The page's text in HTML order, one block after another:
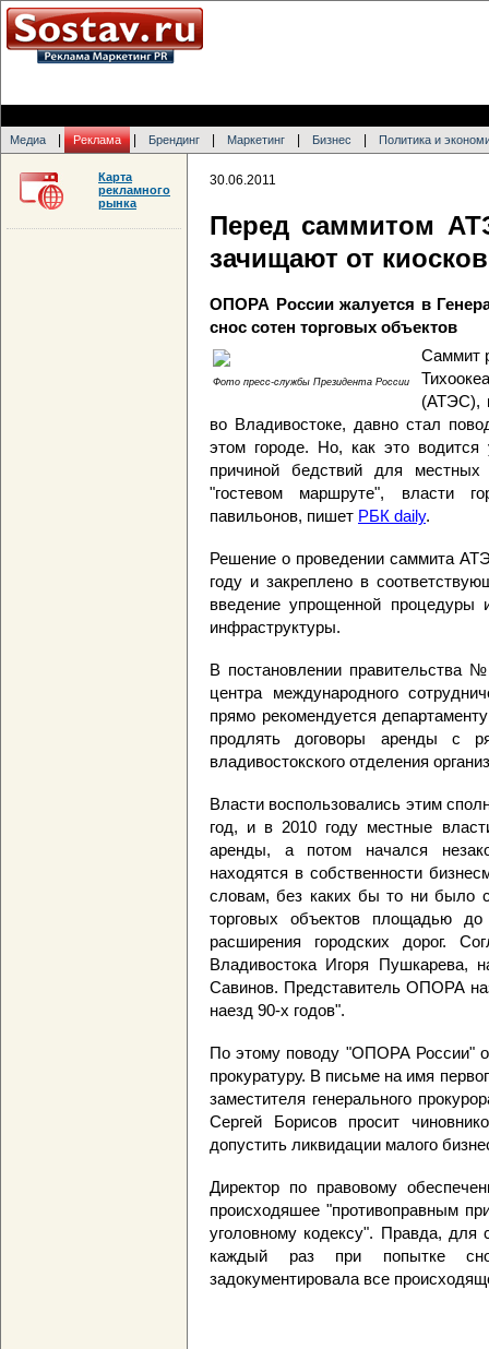
Медиа Реклама Брендинг Маркетинг Бизнес Политика и
30.06.2011
Перед саммитом
зачищают от
ОПОРА России жалуется в
снос сотен торговых объектов
Фото пресс-службы Президента России
Саммит
(АТЭС),
во Владивостоке, давно стал
этом городе. Но, как это
причиной бедствий для
"гостевом маршруте", власти
павильонов, пишет РБК daily.
Решение о проведении саммита
году и закреплено в
введение упрощенной процедуры
инфраструктуры.
В постановлении правительства
центра международного
прямо рекомендуется
продлять договоры аренды с
владивостокского отделения
Власти воспользовались этим
год, и в 2010 году местные
аренды, а потом начался
находятся в собственности
словам, без каких бы то ни было
торговых объектов площадью
расширения городских дорог.
Владивостока Игоря Пушкарева,
Савинов. Представитель ОПОРА
наезд 90-х годов".
По этому поводу "ОПОРА России"
прокуратуру. В письме на имя
заместителя генерального
Сергей Борисов просит
допустить ликвидации малого
Директор по правовому
происходяшее "противоправным
уголовному кодексу". Правда, для
каждый раз при попытке
задокументировала все
Карта
рекламного
рынка